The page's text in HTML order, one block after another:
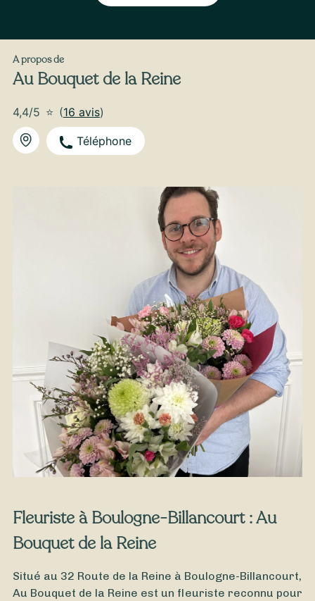
Voile Pastel – l’élégance tendre au naturel
À partir de79€ -Personnaliser
Éclat de Fêtes – une composition
chaleureuse et lumineuse
A propos de
Au Bouquet de la Reine
4,4/5 ⭐ (16 avis)
Téléphone
Fleuriste à Boulogne-Billancourt : Au
Bouquet de la Reine
Situé au 32 Route de la Reine à Boulogne-Billancourt,
Au Bouquet de la Reine est un fleuriste reconnu pour